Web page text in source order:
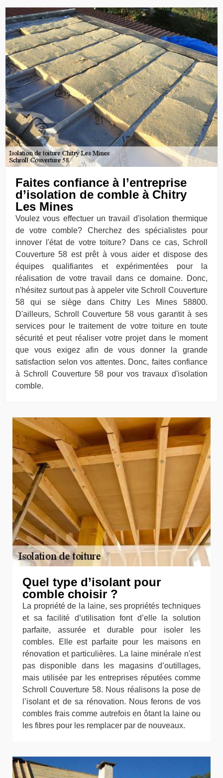
Faites confiance à l’entreprise
d’isolation de comble à Chitry
Les Mines
Voulez vous effectuer un travail d'isolation thermique
de votre comble? Cherchez des spécialistes pour
innover l'état de votre toiture? Dans ce cas, Schroll
Couverture 58 est prêt à vous aider et dispose des
équipes qualifiantes et expérimentées pour la
réalisation de votre travail dans ce domaine. Donc,
n'hésitez surtout pas à appeler vite Schroll Couverture
58 qui se siège dans Chitry Les Mines 58800.
D'ailleurs, Schroll Couverture 58 vous garantit à ses
services pour le traitement de votre toiture en toute
sécurité et peut réaliser votre projet dans le moment
que vous exigez afin de vous donner la grande
satisfaction selon vos attentes. Donc, faites confiance
à Schroll Couverture 58 pour vos travaux d'isolation
comble.
Quel type d’isolant pour
comble choisir ?
La propriété de la laine, ses propriétés techniques
et sa facilité d’utilisation font d’elle la solution
parfaite, assurée et durable pour isoler les
combles. Elle est parfaite pour les maisons en
rénovation et particulières. La laine minérale n'est
pas disponible dans les magasins d’outillages,
mais utilisée par les entreprises réputées comme
Schroll Couverture 58. Nous réalisons la pose de
l’isolant et de sa rénovation. Nous ferons de vos
combles frais comme autrefois en ôtant la laine ou
les fibres pour les remplacer par de nouveaux.